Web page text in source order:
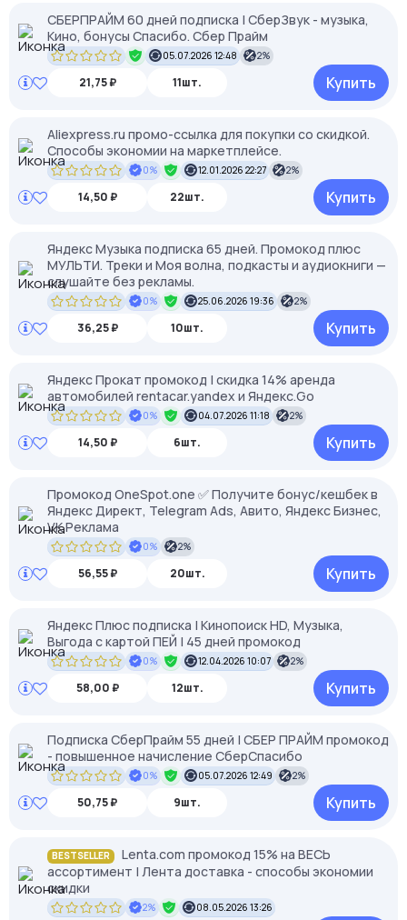
СБЕРПРАЙМ 60 дней подписка | СберЗвук - музыка,
Кино, бонусы Спасибо. Сбер Прайм
05.07.2026 12:48 2%
21,75 ₽ 11шт. Купить
Aliexpress.ru промо-ссылка для покупки со скидкой.
Способы экономии на маркетплейсе.
0% 12.01.2026 22:27 2%
14,50 ₽ 22шт. Купить
Яндекс Музыка подписка 65 дней. Промокод плюс
МУЛЬТИ. Треки и Моя волна, подкасты и аудиокниги —
слушайте без рекламы.
0% 25.06.2026 19:36 2%
36,25 ₽ 10шт. Купить
Яндекс Прокат промокод | скидка 14% аренда
автомобилей rentacar.yandex и Яндекс.Go
0% 04.07.2026 11:18 2%
14,50 ₽ 6шт. Купить
Промокод OneSpot.one ✅ Получите бонус/кешбек в
Яндекс Директ, Telegram Ads, Авито, Яндекс Бизнес,
VK Реклама
0% 2%
56,55 ₽ 20шт. Купить
Яндекс Плюс подписка | Кинопоиск HD, Музыка,
Выгода с картой ПЕЙ | 45 дней промокод
0% 12.04.2026 10:07 2%
58,00 ₽ 12шт. Купить
Подписка СберПрайм 55 дней | СБЕР ПРАЙМ промокод
- повышенное начисление СберСпасибо
0% 05.07.2026 12:49 2%
50,75 ₽ 9шт. Купить
BESTSELLER
Lenta.com промокод 15% на ВЕСЬ
ассортимент | Лента доставка - способы экономии
скидки
2% 08.05.2026 13:26